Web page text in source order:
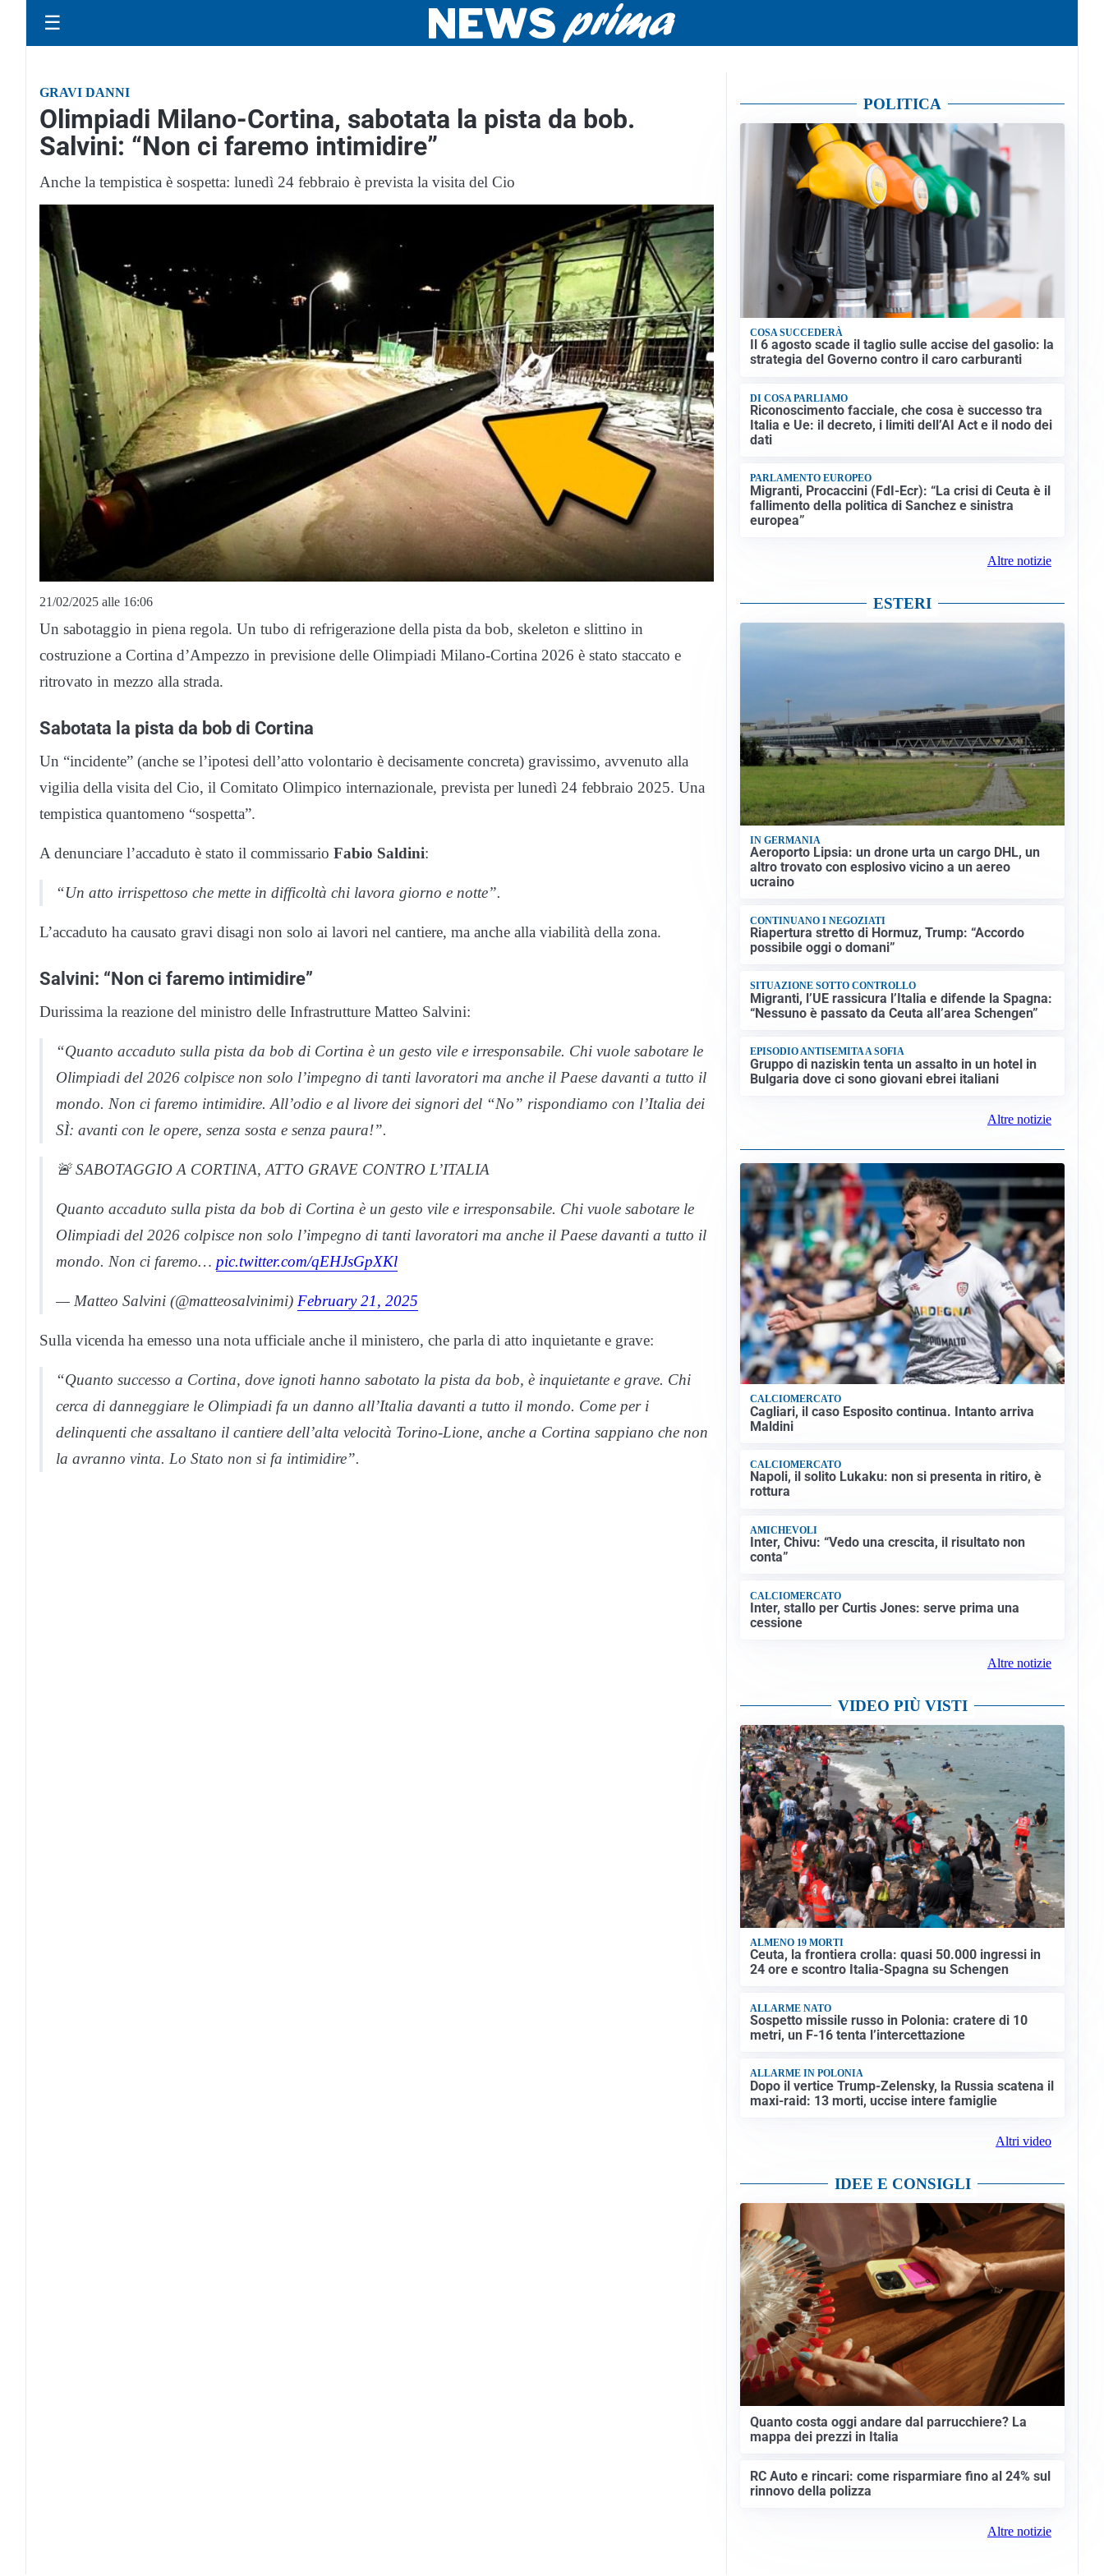
☰
GRAVI DANNI
Olimpiadi Milano-Cortina, sabotata la pista da bob.
Salvini: “Non ci faremo intimidire”
Anche la tempistica è sospetta: lunedì 24 febbraio è prevista la visita del Cio
21/02/2025 alle 16:06
Un sabotaggio in piena regola. Un tubo di refrigerazione della pista da bob, skeleton e slittino in
costruzione a Cortina d’Ampezzo in previsione delle Olimpiadi Milano-Cortina 2026 è stato staccato e
ritrovato in mezzo alla strada.
Sabotata la pista da bob di Cortina
Un “incidente” (anche se l’ipotesi dell’atto volontario è decisamente concreta) gravissimo, avvenuto alla
vigilia della visita del Cio, il Comitato Olimpico internazionale, prevista per lunedì 24 febbraio 2025. Una
tempistica quantomeno “sospetta”.
A denunciare l’accaduto è stato il commissario Fabio Saldini:
“Un atto irrispettoso che mette in difficoltà chi lavora giorno e notte”.
L’accaduto ha causato gravi disagi non solo ai lavori nel cantiere, ma anche alla viabilità della zona.
Salvini: “Non ci faremo intimidire”
Durissima la reazione del ministro delle Infrastrutture Matteo Salvini:
“Quanto accaduto sulla pista da bob di Cortina è un gesto vile e irresponsabile. Chi vuole sabotare le
Olimpiadi del 2026 colpisce non solo l’impegno di tanti lavoratori ma anche il Paese davanti a tutto il
mondo. Non ci faremo intimidire. All’odio e al livore dei signori del “No” rispondiamo con l’Italia dei
SÌ: avanti con le opere, senza sosta e senza paura!”.
🚨 SABOTAGGIO A CORTINA, ATTO GRAVE CONTRO L’ITALIA
Quanto accaduto sulla pista da bob di Cortina è un gesto vile e irresponsabile. Chi vuole sabotare le
Olimpiadi del 2026 colpisce non solo l’impegno di tanti lavoratori ma anche il Paese davanti a tutto il
mondo. Non ci faremo… pic.twitter.com/qEHJsGpXKl
— Matteo Salvini (@matteosalvinimi) February 21, 2025
Sulla vicenda ha emesso una nota ufficiale anche il ministero, che parla di atto inquietante e grave:
“Quanto successo a Cortina, dove ignoti hanno sabotato la pista da bob, è inquietante e grave. Chi
cerca di danneggiare le Olimpiadi fa un danno all’Italia davanti a tutto il mondo. Come per i
delinquenti che assaltano il cantiere dell’alta velocità Torino-Lione, anche a Cortina sappiano che non
la avranno vinta. Lo Stato non si fa intimidire”.
POLITICA
COSA SUCCEDERÀ
Il 6 agosto scade il taglio sulle accise del gasolio: la
strategia del Governo contro il caro carburanti
DI COSA PARLIAMO
Riconoscimento facciale, che cosa è successo tra
Italia e Ue: il decreto, i limiti dell’AI Act e il nodo dei
dati
PARLAMENTO EUROPEO
Migranti, Procaccini (FdI-Ecr): “La crisi di Ceuta è il
fallimento della politica di Sanchez e sinistra
europea”
Altre notizie
ESTERI
IN GERMANIA
Aeroporto Lipsia: un drone urta un cargo DHL, un
altro trovato con esplosivo vicino a un aereo
ucraino
CONTINUANO I NEGOZIATI
Riapertura stretto di Hormuz, Trump: “Accordo
possibile oggi o domani”
SITUAZIONE SOTTO CONTROLLO
Migranti, l’UE rassicura l’Italia e difende la Spagna:
“Nessuno è passato da Ceuta all’area Schengen”
EPISODIO ANTISEMITA A SOFIA
Gruppo di naziskin tenta un assalto in un hotel in
Bulgaria dove ci sono giovani ebrei italiani
Altre notizie
Cagliari, il caso Esposito continua. Intanto arriva
Maldini
Napoli, il solito Lukaku: non si presenta in ritiro, è
rottura
Inter, Chivu: “Vedo una crescita, il risultato non
conta”
Inter, stallo per Curtis Jones: serve prima una
VIDEO PIÙ VISTI
Ceuta, la frontiera crolla: quasi 50.000 ingressi in
24 ore e scontro Italia-Spagna su Schengen
Sospetto missile russo in Polonia: cratere di 10
metri, un F-16 tenta l’intercettazione
Dopo il vertice Trump-Zelensky, la Russia scatena il
maxi-raid: 13 morti, uccise intere famiglie
IDEE E CONSIGLI
Quanto costa oggi andare dal parrucchiere? La
mappa dei prezzi in Italia
RC Auto e rincari: come risparmiare fino al 24% sul